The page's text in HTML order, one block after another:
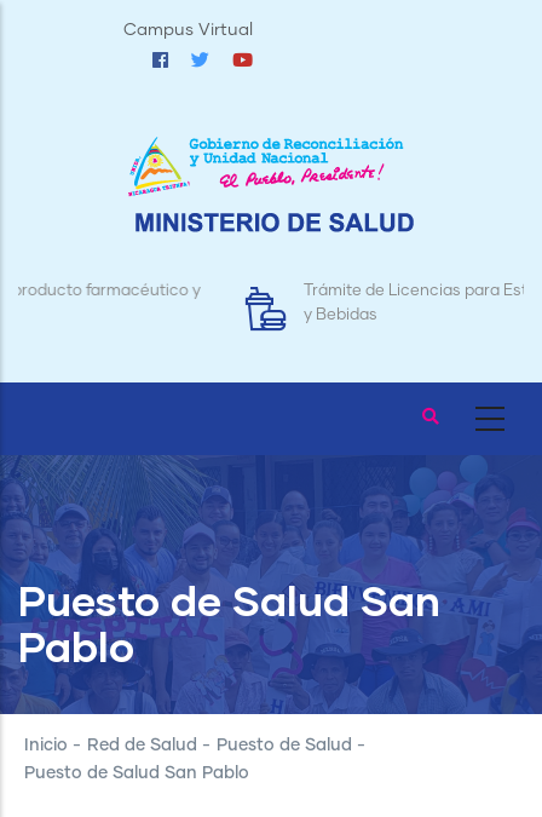
Campus Virtual
Trámite de Licencias para Establecimientos de
Puesto de Salud San
Pablo
Inicio - Red de Salud - Puesto de Salud -
Puesto de Salud San Pablo